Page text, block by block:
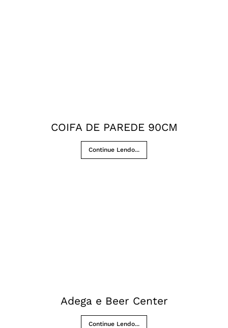
COIFA DE PAREDE 90CM
Continue Lendo...
Adega e Beer Center
Continue Lendo...